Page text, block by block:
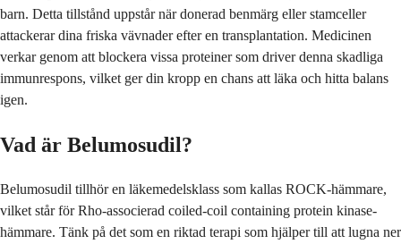
barn. Detta tillstånd uppstår när donerad benmärg eller stamceller
attackerar dina friska vävnader efter en transplantation. Medicinen
verkar genom att blockera vissa proteiner som driver denna skadliga
immunrespons, vilket ger din kropp en chans att läka och hitta balans
igen.
Vad är Belumosudil?
Belumosudil tillhör en läkemedelsklass som kallas ROCK-hämmare,
vilket står för Rho-associerad coiled-coil containing protein kinase-
hämmare. Tänk på det som en riktad terapi som hjälper till att lugna ner